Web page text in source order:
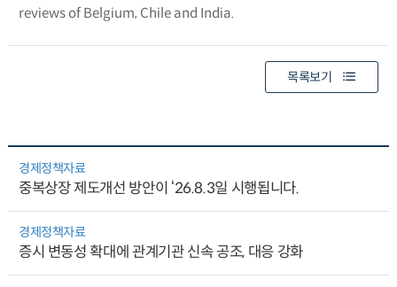
reviews of Belgium, Chile and India.
목록보기
경제정책자료
중복상장 제도개선 방안이 ‘26.8.3일 시행됩니다.
경제정책자료
증시 변동성 확대에 관계기관 신속 공조, 대응 강화